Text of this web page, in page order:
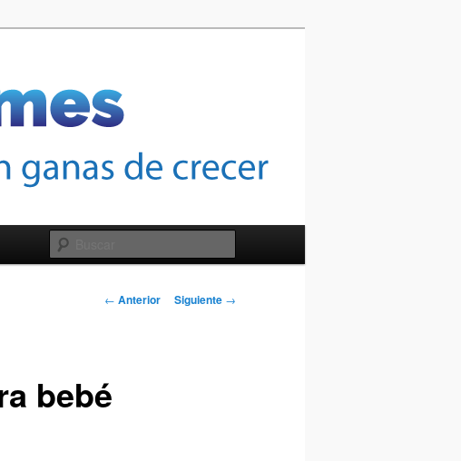
Navegación
← Anterior Siguiente →
bebé